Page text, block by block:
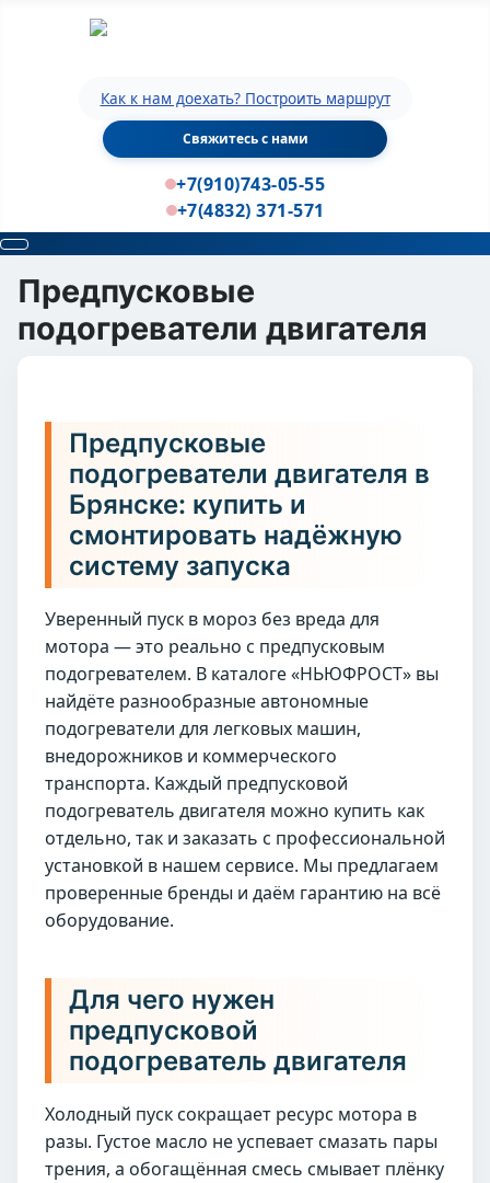
Как к нам доехать? Построить маршрут
Свяжитесь с нами
+7(910)743-05-55
+7(4832) 371-571
Предпусковые
подогреватели двигателя
Предпусковые
подогреватели двигателя в
Брянске: купить и
смонтировать надёжную
систему запуска
Уверенный пуск в мороз без вреда для
мотора — это реально с предпусковым
подогревателем. В каталоге «НЬЮФРОСТ» вы
найдёте разнообразные автономные
подогреватели для легковых машин,
внедорожников и коммерческого
транспорта. Каждый предпусковой
подогреватель двигателя можно купить как
отдельно, так и заказать с профессиональной
установкой в нашем сервисе. Мы предлагаем
проверенные бренды и даём гарантию на всё
оборудование.
Для чего нужен
предпусковой
подогреватель двигателя
Холодный пуск сокращает ресурс мотора в
разы. Густое масло не успевает смазать пары
трения, а обогащённая смесь смывает плёнку